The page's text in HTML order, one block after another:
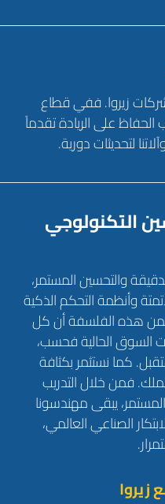
زيروا. ففي قطاع
الحفاظ على الريادة تقدماً
لتحديثات دورية.
التكنولوجي
والتحسين المستمر،
وأنظمة التحكم الذكية
هذه الفلسفة أن كل
السوق الحالية فحسب،
كما نستثمر بكثافة
فمن خلال التدريب
يبقى مهندسونا
الصناعي العالمي،
زيروا